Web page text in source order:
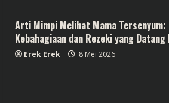
Arti Mimpi Melihat Mama
Kebahagiaan dan Rezeki yang Datang
Erek Erek 8 Mei 2026